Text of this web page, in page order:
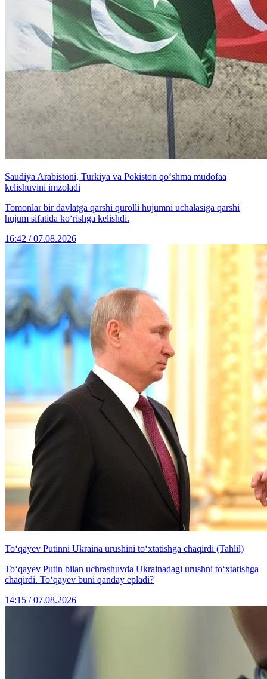
Saudiya Arabistoni, Turkiya va Pokiston qo‘shma mudofaa
kelishuvini imzoladi
Tomonlar bir davlatga qarshi qurolli hujumni uchalasiga qarshi
hujum sifatida ko‘rishga kelishdi.
16:42 / 07.08.2026
To‘qayev Putinni Ukraina urushini to‘xtatishga chaqirdi (Tahlil)
To‘qayev Putin bilan uchrashuvda Ukrainadagi urushni to‘xtatishga
chaqirdi. To‘qayev buni qanday epladi?
14:15 / 07.08.2026